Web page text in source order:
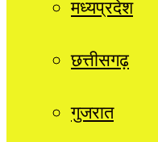
छत्तीसगढ़
गुजरात